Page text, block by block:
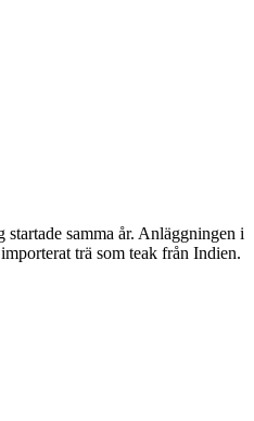
samma år. Anläggningen i
trä som teak från Indien.